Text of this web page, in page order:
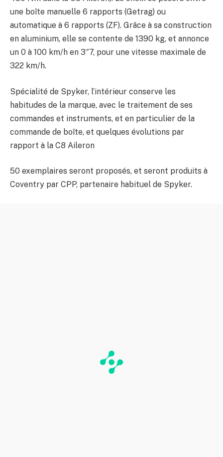
une boîte manuelle 6 rapports (Getrag) ou
automatique à 6 rapports (ZF). Grâce à sa construction
en aluminium, elle se contente de 1390 kg, et annonce
un 0 à 100 km/h en 3″7, pour une vitesse maximale de
322 km/h.
Spécialité de Spyker, l’intérieur conserve les
habitudes de la marque, avec le traitement de ses
commandes et instruments, et en particulier de la
commande de boîte, et quelques évolutions par
rapport à la C8 Aileron
50 exemplaires seront proposés, et seront produits à
Coventry par CPP, partenaire habituel de Spyker.